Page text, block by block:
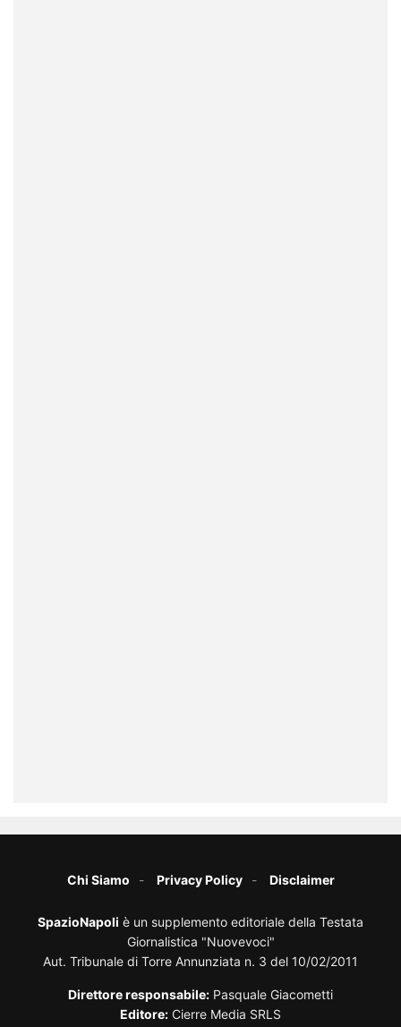
Chi Siamo Privacy Policy Disclaimer
SpazioNapoli è un supplemento editoriale della Testata
Giornalistica "Nuovevoci"
Aut. Tribunale di Torre Annunziata n. 3 del 10/02/2011
Direttore responsabile: Pasquale Giacometti
Editore: Cierre Media SRLS